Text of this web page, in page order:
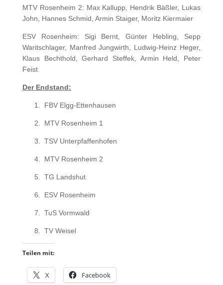
MTV Rosenheim 2: Max Kallupp, Hendrik Bäßler, Lukas
John, Hannes Schmid, Armin Staiger, Moritz Kiermaier
ESV Rosenheim: Sigi Bernt, Günter Hebling, Sepp
Waritschlager, Manfred Jungwirth, Ludwig-Heinz Heger,
Klaus Bechthold, Gerhard Steffek, Armin Held, Peter
Feist
Der Endstand:
1. FBV Elgg-Ettenhausen
2. MTV Rosenheim 1
3. TSV Unterpfaffenhofen
4. MTV Rosenheim 2
5. TG Landshut
6. ESV Rosenheim
7. TuS Vormwald
8. TV Weisel
Teilen mit:
X Facebook